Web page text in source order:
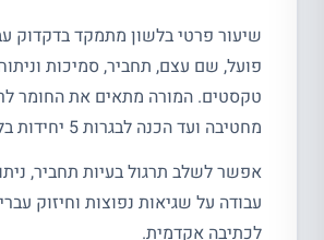
שיעור פרטי בלשון מתמקד בדקדוק
פועל, שם עצם, תחביר, סמיכות
טקסטים. המורה מתאים את החומר
מחטיבה ועד הכנה לבגרות 5 יחידות בלשון.
אפשר לשלב תרגול בעיות תחביר,
עבודה על שגיאות נפוצות וחיזוק
לכתיבה אקדמית.